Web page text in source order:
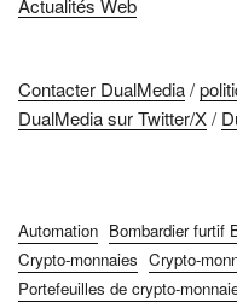
Actualités Web
Contacter DualMedia/
DualMedia sur Twitter/X/
Automation Bombardier furtif
Crypto-monnaies Crypto-
Portefeuilles de crypto-